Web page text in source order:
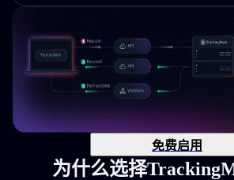
免费启用
为什么选择